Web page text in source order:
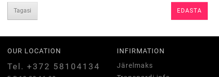
Tagasi
OUR LOCATION
Tel. +372 58104134
INFIRMATION
Järelmaks